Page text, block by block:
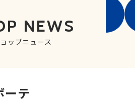
NEWS
ップニュース
ーテ